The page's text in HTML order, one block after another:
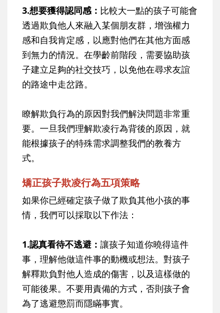
3.想要獲得認同感： 比較大一點的孩子可能會
透過欺負他人來融入某個朋友群，增強權力
感和自我肯定感，以應對他們在其他方面感
到無力的情況。在學齡前階段，需要協助孩
子建立足夠的社交技巧，以免他在尋求友誼
的路途中走岔路。
瞭解欺負行為的原因對我們解決問題非常重
要。一旦我們理解欺凌行為背後的原因，就
能根據孩子的特殊需求調整我們的教養方
式。
矯正孩子欺凌行為五項策略
如果你已經確定孩子做了欺負其他小孩的事
情，我們可以採取以下作法：
1.認真看待不逃避： 讓孩子知道你曉得這件
事，理解他做這件事的動機或想法。對孩子
解釋欺負對他人造成的傷害，以及這樣做的
可能後果。不要用責備的方式，否則孩子會
為了逃避懲罰而隱瞞事實。